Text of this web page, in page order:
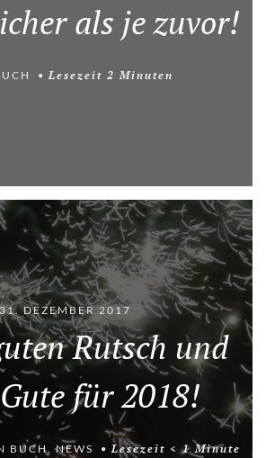
als je zuvor!
Lesezeit 2 Minuten
DEZEMBER 2017
Rutsch und
für 2018!
BUCH,NEWS Lesezeit < 1 Minute